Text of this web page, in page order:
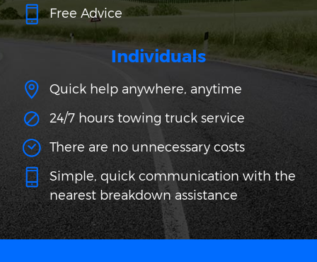
Free Advice
Individuals
Quick help anywhere, anytime
24/7 hours towing truck service
There are no unnecessary costs
Simple, quick communication with the
nearest breakdown assistance